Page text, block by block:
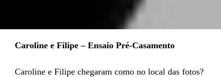
Caroline e Filipe – Ensaio Pré-Casamento
Caroline e Filipe chegaram como no local das fotos?